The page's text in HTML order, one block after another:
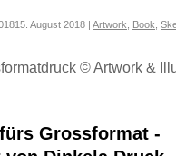
15. August 2018 | Artwork Book
Grossformat -